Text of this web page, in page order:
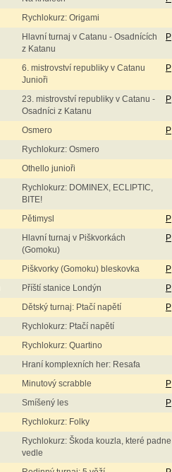
Rychlokurz: Origami
Hlavní turnaj v Catanu - Osadnících
z Katanu
P
6. mistrovství republiky v Catanu
Junioři
P
23. mistrovství republiky v Catanu -
Osadníci z Katanu
P
Osmero P
Rychlokurz: Osmero
Othello junioři
Rychlokurz: DOMINEX, ECLIPTIC,
BITE!
Pětimysl P
Hlavní turnaj v Piškvorkách
(Gomoku)
P
Piškvorky (Gomoku) bleskovka P
Příští stanice Londýn P
Dětský turnaj: Ptačí napětí P
Rychlokurz: Ptačí napětí
Rychlokurz: Quartino
Hraní komplexních her: Resafa
Minutový scrabble P
Smíšený les P
Rychlokurz: Folky
Rychlokurz: Škoda kouzla, které padne
vedle